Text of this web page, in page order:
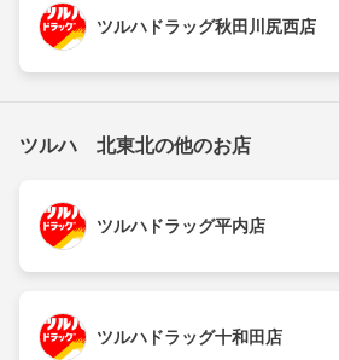
ツルハドラッグ秋田川尻西店
ツルハ 北東北の他のお店
ツルハドラッグ平内店
ツルハドラッグ十和田店